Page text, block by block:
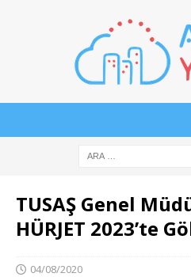
TUSAŞ Genel
HÜRJET 2023’te
04/08/2020